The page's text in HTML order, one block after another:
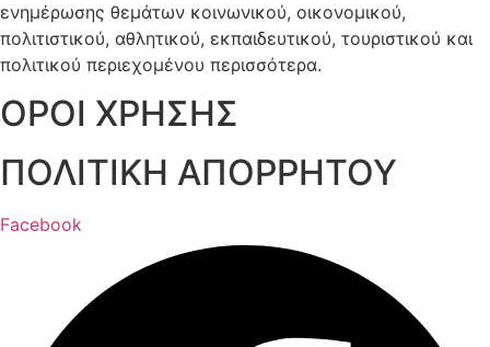
ενημέρωσης θεμάτων κοινωνικού, οικονομικού,
πολιτιστικού, αθλητικού, εκπαιδευτικού, τουριστικού και
πολιτικού περιεχομένου περισσότερα.
ΟΡΟΙ ΧΡΗΣΗΣ
ΠΟΛΙΤΙΚΗ ΑΠΟΡΡΗΤΟΥ
Facebook